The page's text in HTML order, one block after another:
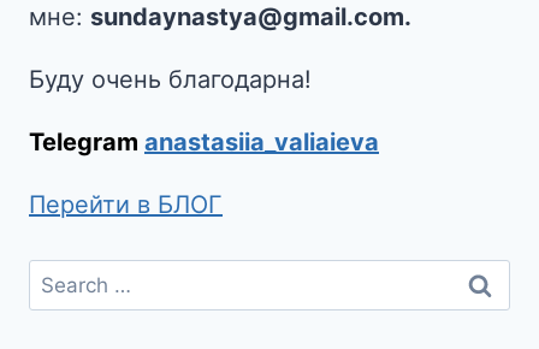
мне: sundaynastya@gmail.com.
Буду очень благодарна!
Telegram anastasiia_valiaieva
Перейти в БЛОГ